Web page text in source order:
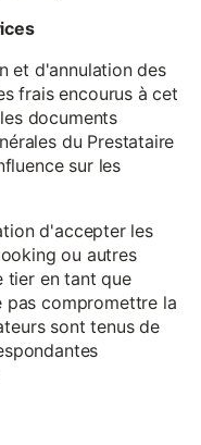
et d'annulation des
frais encourus à cet
documents
du Prestataire
sur les
d'accepter les
ou autres
tier en tant que
pas compromettre la
sont tenus de